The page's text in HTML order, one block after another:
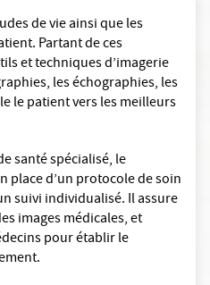
de vie ainsi que les
Partant de ces
et techniques d’imagerie
les échographies, les
le patient vers les meilleurs
santé spécialisé, le
place d’un protocole de soin
suivi individualisé. Il assure
images médicales, et
pour établir le